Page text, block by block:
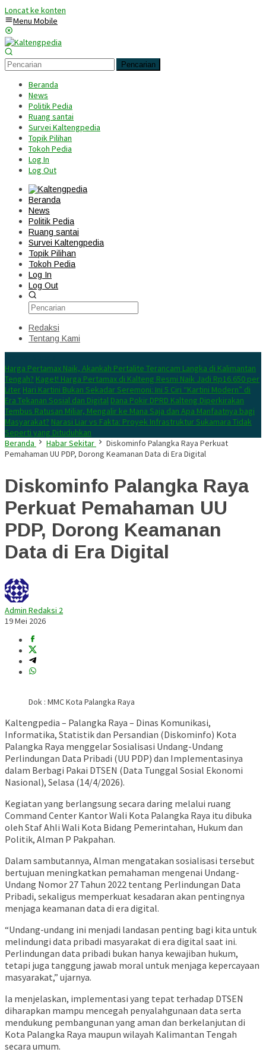
Loncat ke konten
Menu Mobile
Pencarian
Beranda
News
Politik Pedia
Ruang santai
Survei Kaltengpedia
Topik Pilihan
Tokoh Pedia
Log In
Log Out
Beranda
News
Politik Pedia
Ruang santai
Survei Kaltengpedia
Topik Pilihan
Tokoh Pedia
Log In
Log Out
Redaksi
Tentang Kami
Harga Pertamax Naik, Akankah Pertalite Terancam Langka di Kalimantan
Tengah? Kaget! Harga Pertamax di Kalteng Resmi Naik Jadi Rp16.650 per
Liter Hari Kartini Bukan Sekadar Seremoni: Ini 5 Ciri “Kartini Modern” di
Era Tekanan Sosial dan Digital Dana Pokir DPRD Kalteng Diperkirakan
Tembus Ratusan Miliar, Mengalir ke Mana Saja dan Apa Manfaatnya bagi
Masyarakat? Narasi Liar vs Fakta: Proyek Infrastruktur Sukamara Tidak
Seperti yang Dituduhkan
Beranda
Habar Sekitar
Diskominfo Palangka Raya Perkuat
Pemahaman UU PDP, Dorong Keamanan Data di Era Digital
Diskominfo Palangka Raya
Perkuat Pemahaman UU
PDP, Dorong Keamanan
Data di Era Digital
Admin Redaksi 2
19 Mei 2026
Dok : MMC Kota Palangka Raya
Kaltengpedia – Palangka Raya – Dinas Komunikasi,
Informatika, Statistik dan Persandian (Diskominfo) Kota
Palangka Raya menggelar Sosialisasi Undang-Undang
Perlindungan Data Pribadi (UU PDP) dan Implementasinya
dalam Berbagi Pakai DTSEN (Data Tunggal Sosial Ekonomi
Nasional), Selasa (14/4/2026).
Kegiatan yang berlangsung secara daring melalui ruang
Command Center Kantor Wali Kota Palangka Raya itu dibuka
oleh Staf Ahli Wali Kota Bidang Pemerintahan, Hukum dan
Politik, Alman P Pakpahan.
Dalam sambutannya, Alman mengatakan sosialisasi tersebut
bertujuan meningkatkan pemahaman mengenai Undang-
Undang Nomor 27 Tahun 2022 tentang Perlindungan Data
Pribadi, sekaligus memperkuat kesadaran akan pentingnya
menjaga keamanan data di era digital.
“Undang-undang ini menjadi landasan penting bagi kita untuk
melindungi data pribadi masyarakat di era digital saat ini.
Perlindungan data pribadi bukan hanya kewajiban hukum,
tetapi juga tanggung jawab moral untuk menjaga kepercayaan
masyarakat,” ujarnya.
Ia menjelaskan, implementasi yang tepat terhadap DTSEN
diharapkan mampu mencegah penyalahgunaan data serta
mendukung pembangunan yang aman dan berkelanjutan di
Kota Palangka Raya maupun wilayah Kalimantan Tengah
secara umum.